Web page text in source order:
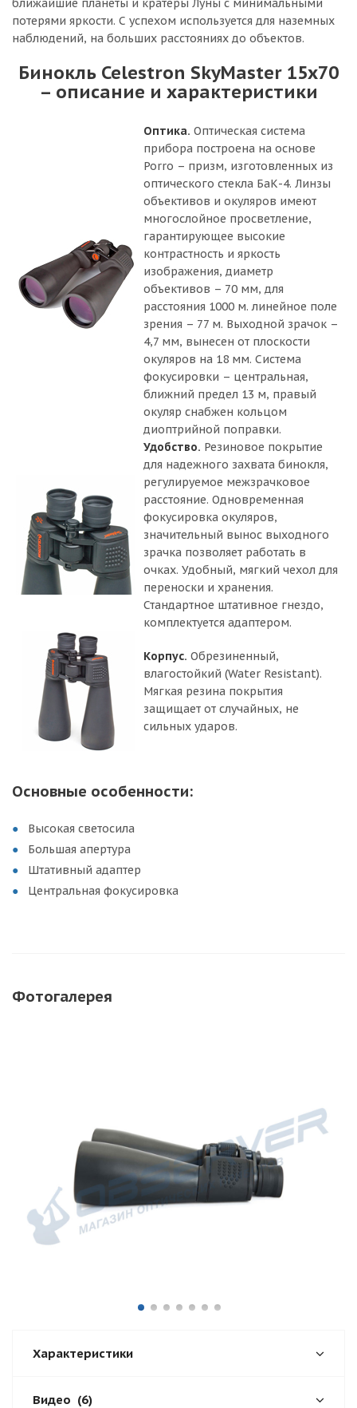
потерями яркости. С успехом используется для наземных
наблюдений, на больших расстояниях до объектов.
Бинокль Celestron SkyMaster 15x70
– описание и характеристики
Оптика. Оптическая система
прибора построена на основе
Porro – призм, изготовленных из
оптического стекла БаК-4. Линзы
объективов и окуляров имеют
многослойное просветление,
гарантирующее высокие
контрастность и яркость
изображения, диаметр
объективов – 70 мм, для
расстояния 1000 м. линейное поле
зрения – 77 м. Выходной зрачок –
4,7 мм, вынесен от плоскости
окуляров на 18 мм. Система
фокусировки – центральная,
ближний предел 13 м, правый
окуляр снабжен кольцом
диоптрийной поправки.
Удобство. Резиновое покрытие
для надежного захвата бинокля,
регулируемое межзрачковое
расстояние. Одновременная
фокусировка окуляров,
значительный вынос выходного
зрачка позволяет работать в
очках. Удобный, мягкий чехол для
переноски и хранения.
Стандартное штативное гнездо,
комплектуется адаптером.
Корпус. Обрезиненный,
влагостойкий (Water Resistant).
Мягкая резина покрытия
защищает от случайных, не
сильных ударов.
Основные особенности:
Высокая светосила
Большая апертура
Штативный адаптер
Центральная фокусировка
Фотогалерея
Характеристики
Видео (6)